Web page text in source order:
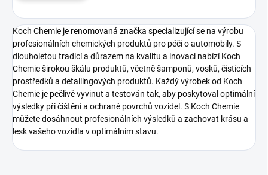
Koch Chemie je renomovaná značka specializující se na výrobu
profesionálních chemických produktů pro péči o automobily. S
dlouholetou tradicí a důrazem na kvalitu a inovaci nabízí Koch
Chemie širokou škálu produktů, včetně šamponů, vosků, čisticích
prostředků a detailingových produktů. Každý výrobek od Koch
Chemie je pečlivě vyvinut a testován tak, aby poskytoval optimální
výsledky při čištění a ochraně povrchů vozidel. S Koch Chemie
můžete dosáhnout profesionálních výsledků a zachovat krásu a
lesk vašeho vozidla v optimálním stavu.